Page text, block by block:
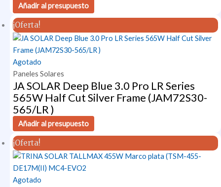
Añadir al presupuesto
¡Oferta!
Agotado
Paneles Solares
JA SOLAR Deep Blue 3.0 Pro LR Series
565W Half Cut Silver Frame (JAM72S30-
565/LR )
Añadir al presupuesto
¡Oferta!
Agotado